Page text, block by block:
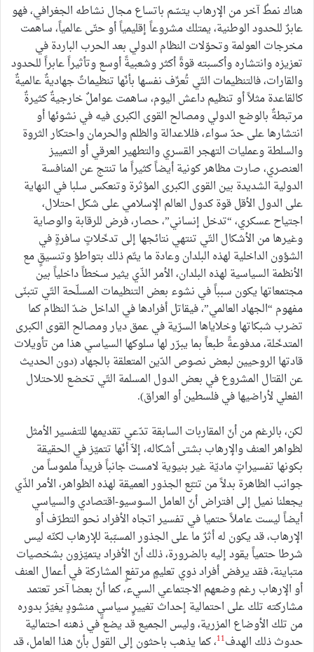
هناك نمطٌ آخر من الإرهاب يتسّم باتساع مجال نشاطه الجغرافي، فهو
عابرٌ للحدود الوطنية، يمتلك مشروعاً إقليمياً أو حتّى عالمياً، ساهمت
مخرجات العولمة وتحوّلات النظام الدولي بعد الحرب الباردة في
تعزيزه وانتشاره وأكسبته قوةً أكثر وشعبيةً أوسع وتأثيراً عابراً للحدود
والقارات، فالتنظيمات التّي تُعرِّف نفسها بأنّها تنظيماتٌ جهاديةٌ عالميةٌ
كالقاعدة مثلاً أو تنظيم داعش اليوم، ساهمت عواملٌ خارجيةٌ كثيرةٌ
مرتبطةٌ بالوضع الدولي ومصالح القوى الكبرى فيه في نشوئها أو
انتشارها على حدّ سواء، فللاعدالة والظلم والحرمان واحتكار الثروة
والسلطة وعمليات التهجر القسري والتطهير العرقي أو التمييز
العنصري، صارت مظاهر كونية أيضاً كثيراً ما تنتج عن المنافسة
الدولية الشديدة بين القوى الكبرى المؤثرة وتنعكس سلبا في النهاية
على الدول الأقل قوة كدول العالم الإسلامي على شكل احتلال،
اجتياح عسكري، “تدخل إنساني”، حصار، فرض للرقابة والوصاية
وغيرها من الأشكال التّي تنتهي نتائجها إلى تدخّلاتٍ سافرةٍ في
الشؤون الداخلية لهذه البلدان وعادة ما يتّم ذلك بتواطؤ وتنسيقٍ مع
الأنظمة السياسية لهذه البلدان، الأمر الذّي يثير سخطاً داخلياً بين
مجتمعاتها يكون سبباً في نشوء بعض التنظيمات المسلّحة التّي تتبنّى
مفهوم “الجهاد العالمي”، فيقاتل أفرادها في الداخل ضدّ النظام كما
تضرب شبكاتها وخلاياها السرّية في عمق ديار ومصالح القوى الكبرى
المتدخّلة، مدفوعةً طبعاً بما يبرّر لها سلوكها السياسي هذا من تأويلات
قادتها الروحيين لبعض نصوص الدّين المتعلقة بالجهاد (دون الحديث
عن القتال المشروع في بعض الدول المسلمة التّي تخضع للاحتلال
الفعلي لأراضيها في فلسطين أو العراق).
لكن، بالرغم من أنّ المقاربات السابقة تدّعي تقديمها للتفسير الأمثل
لظواهر العنف والإرهاب بشتى أشكاله، إلاّ أنّها تتميّز في الحقيقة
بكونها تفسيراتٍ ماديّة غير بنيوية لامست جانباً فريداً ملموساً من
جوانب الظاهرة بدلاً من تتبّع الجذور العميقة لهذه الظواهر، الأمر الذّي
يجعلنا نميل إلى افتراض أنّ العامل السوسيو-اقتصادي والسياسي
أيضاً ليست عاملاً حتميا في تفسير اتجاه الأفراد نحو التطرّف أو
الإرهاب، قد يكون له أثرٌ ما على الجذور المسبّبة للإرهاب لكنّه ليس
شرطا حتمياً يقود إليه بالضرورة، ذلك أنّ الأفراد يتميّزون بشخصيات
متباينة، فقد يرفض أفراد ذوي تعليمٍ مرتفعٍ المشاركة في أعمال العنف
أو الإرهاب رغم وضعهم الاجتماعي السيء، كما أنّ بعضا آخر تعتمد
مشاركته تلك على احتمالية إحداث تغييرٍ سياسيٍ منشودٍ يغيّرُ بدوره
من تلك الأوضاع المزرية، وليس الجميع قد يضع في ذهنه احتمالية
حدوث ذلك الهدف11، كما يذهب باحثون إلى القول بأنّ هذا العامل، قد